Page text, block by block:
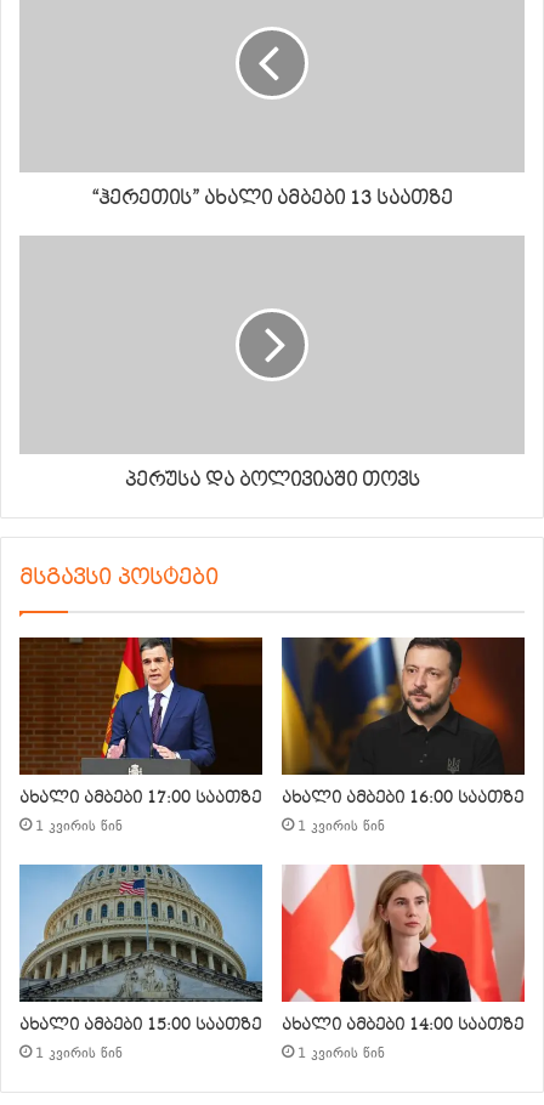
“ჰერეთის” ახალი ამბები 13 საათზე
პერუსა და ბოლივიაში თოვს
მსგავსი პოსტები
ახალი ამბები 17:00 საათზე
1 კვირის წინ
ახალი ამბები 16:00 საათზე
1 კვირის წინ
ახალი ამბები 15:00 საათზე
1 კვირის წინ
ახალი ამბები 14:00 საათზე
1 კვირის წინ